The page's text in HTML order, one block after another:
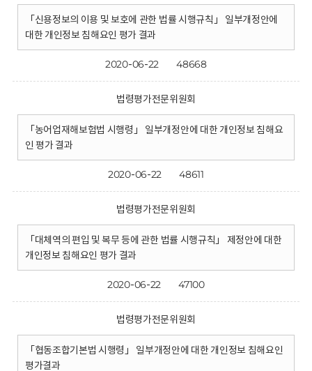
「신용정보의 이용 및 보호에 관한 법률 시행규칙」 일부개정안에
대한 개인정보 침해요인 평가 결과
2020-06-22 48668
법령평가전문위원회
「농어업재해보험법 시행령」 일부개정안에 대한 개인정보 침해요
인 평가 결과
2020-06-22 48611
법령평가전문위원회
「대체역의 편입 및 복무 등에 관한 법률 시행규칙」 제정안에 대한
개인정보 침해요인 평가 결과
2020-06-22 47100
법령평가전문위원회
「협동조합기본법 시행령」 일부개정안에 대한 개인정보 침해요인
평가결과